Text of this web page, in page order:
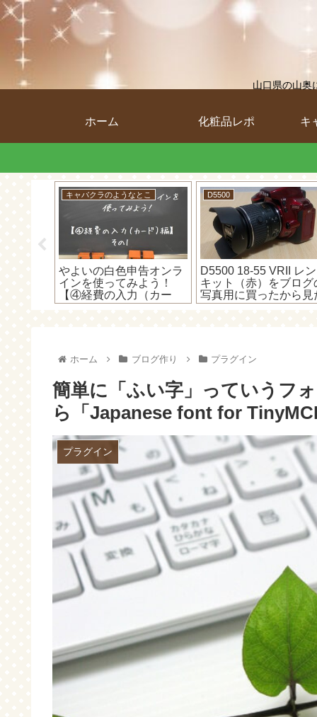
山口県の山奥
ホーム 化粧品レポ キ
する理
キャバクラのようなとこ
やよいの白色申告オンラ
インを使ってみよう！
【④経費の入力（カー
ド）編】～現金で買った
D5500
D5500 18-55 VRII レ
キット（赤）をブログ
写真用に買ったから見
目だけレビュー！！
ホーム ブログ作り プラグイン
簡単に「ふい字」っていうフ
ら「Japanese font for
プラグイン